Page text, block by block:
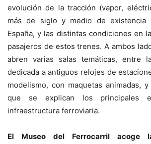
evolución de la tracción (vapor,
más de siglo y medio de existencia
España, y las distintas condiciones en
pasajeros de estos trenes. A ambos
abren varias salas temáticas, entre
dedicada a antiguos relojes de
modelismo, con maquetas animadas,
que se explican los principales
infraestructura ferroviaria.
El Museo del Ferrocarril acoge